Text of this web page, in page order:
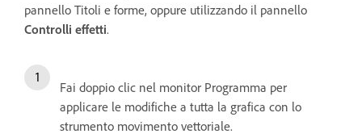
pannello Titoli e forme, oppure utilizzando il pannello
Controlli effetti.
Fai doppio clic nel monitor Programma per
applicare le modifiche a tutta la grafica con lo
strumento movimento vettoriale.